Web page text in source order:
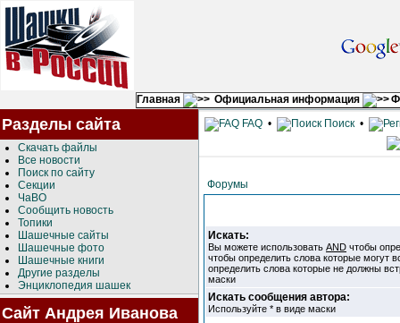
Главная Официальная информация
Разделы сайта
Скачать файлы
Все новости
Поиск по сайту
Секции
ЧаВО
Сообщить новость
Топики
Шашечные сайты
Шашечные фото
Шашечные книги
Другие разделы
Энциклопедия шашек
Сайт Андрея Иванова
FAQ • Поиск •
Форумы
Искать:
Вы можете использовать AND чтобы
чтобы определить слова которые могут
определить слова которые не должны
маски
Искать сообщения автора:
Используйте * в виде маски